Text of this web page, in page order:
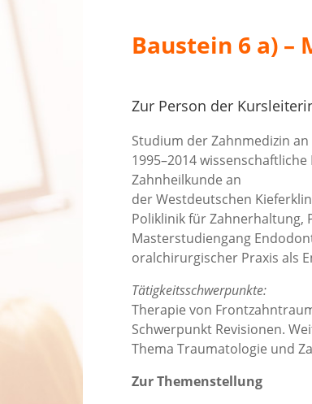
Baustein 6 a)
Zur Person der
Studium der Zahnmedizin
1995–2014
Zahnheilkunde an
der Westdeutschen
Poliklinik für Zahnerhaltung,
Masterstudiengang
oralchirurgischer Praxis als
Tätigkeitsschwerpunkte:
Therapie von
Schwerpunkt Revisionen.
Thema Traumatologie und
Zur Themenstellung